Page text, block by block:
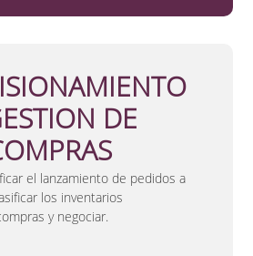
DE
el lanzamiento de pedidos a
los inventarios
y negociar.